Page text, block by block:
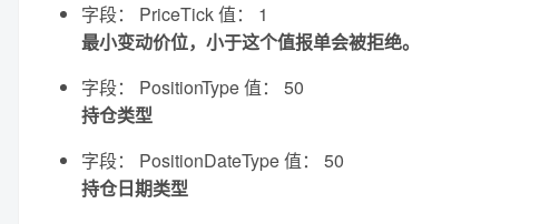
字段： PriceTick 值： 1
最小变动价位，小于这个值报单会被拒绝。
字段： PositionType 值： 50
持仓类型
字段： PositionDateType 值： 50
持仓日期类型